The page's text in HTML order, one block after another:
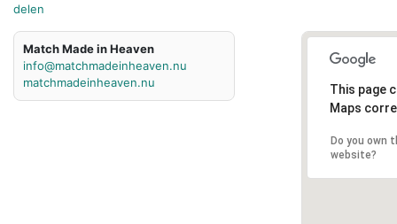
delen
Match Made in Heaven
info@matchmadeinheaven.nu
matchmadeinheaven.nu
This page
Maps
Do you own
website?